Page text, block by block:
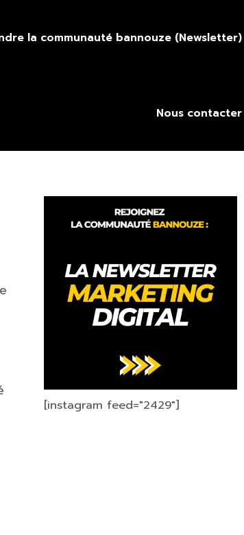
la communauté bannouze (Newsletter)
Nous contacter
[instagram feed="2429"]